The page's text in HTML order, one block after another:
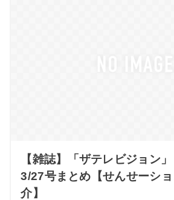
【雑誌】「ザテレビジョン
3/27号まとめ【せんせーシ
介】